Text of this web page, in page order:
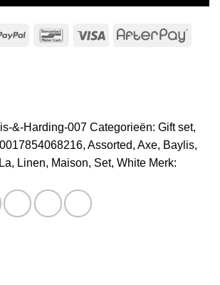
PayPal Bancontact
Visa
&-Harding-007 Categorieën: Gift set,
0017854068216, Assorted, Axe, Baylis,
La, Linen, Maison, Set, White Merk: